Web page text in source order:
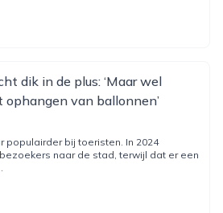
dik in de plus: ‘Maar wel
van ballonnen’
populairder bij toeristen. In 2024
naar de stad, terwijl dat er een